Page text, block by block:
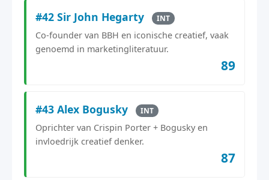
#42 Sir John Hegarty INT
Co-founder van BBH en iconische creatief, vaak
genoemd in marketingliteratuur.
89
#43 Alex Bogusky INT
Oprichter van Crispin Porter + Bogusky en
invloedrijk creatief denker.
87